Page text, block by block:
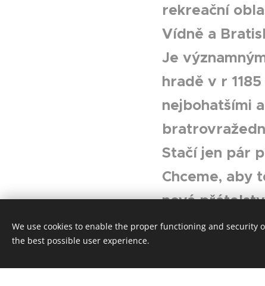
rekreační
Vídně a
Je
hradě v r
nejbohatšími
Stačí jen pár
Chceme, aby
nová
nemovitost
web
We use cookies to enable the proper functioning and security
the best possible user experience.